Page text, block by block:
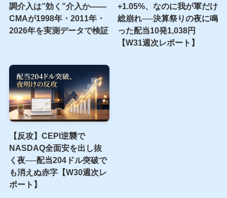
調介入は”効く”介入か——
CMAが1998年・2011年・
2026年を実測データで検証
+1.05%、なのに我が軍だけ
総崩れ──決算祭りの夜に鳴
った配当10発1,038円
【W31週次レポート】
【反攻】CEPI逆襲で
NASDAQ全面安を出し抜
く夜──配当204ドル突破で
も消えぬ赤字【W30週次レ
ポート】